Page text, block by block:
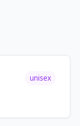
unisex